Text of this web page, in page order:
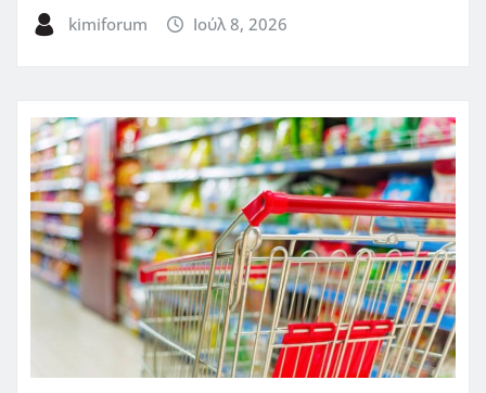
kimiforum Ιούλ 8, 2026